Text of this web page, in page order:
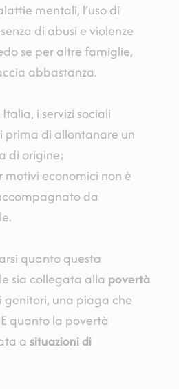
mentali, l’uso di
di abusi e violenze
se per altre famiglie,
abbastanza.
i servizi sociali
prima di allontanare un
di origine;
motivi economici non è
da
quanto questa
sia collegata alla povertà
genitori, una piaga che
quanto la povertà
a situazioni di